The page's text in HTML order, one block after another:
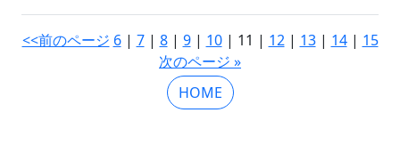
<<前のページ 6| 7| 8| 9| 10| 11 | 12| 13| 14| 15
次のページ »
HOME